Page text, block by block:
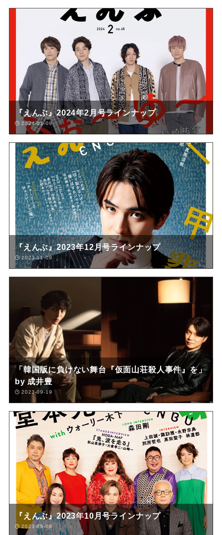
『えんぶ』2024年2月号ラインナップ
2024-01-09
『えんぶ』2023年12月号ラインナップ
2023-11-09
「韓国版に負けない舞台『仮面山荘殺人事件』を」
by 成井豊
2023-09-19
『えんぶ』2023年10月号ラインナップ
2023-09-08